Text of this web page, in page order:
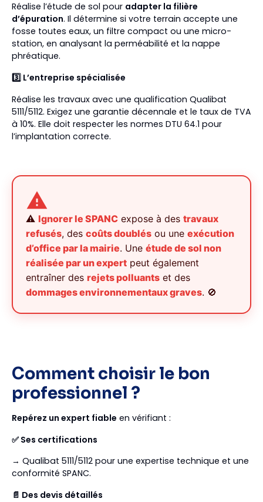
Réalise l’étude de sol pour adapter la filière
d’épuration. Il détermine si votre terrain accepte une
fosse toutes eaux, un filtre compact ou une micro-
station, en analysant la perméabilité et la nappe
phréatique.
3️⃣ L’entreprise spécialisée
Réalise les travaux avec une qualification Qualibat
5111/5112. Exigez une garantie décennale et le taux de TVA
à 10%. Elle doit respecter les normes DTU 64.1 pour
l’implantation correcte.
⚠️ Ignorer le SPANCexpose à des travaux
refusés, des coûts doublésou une exécution
d’office par la mairie. Une étude de sol non
réalisée par un expertpeut également
entraîner des rejets polluantset des
dommages environnementaux graves. 🚫
Comment choisir le bon
professionnel ?
Repérez un expert fiable en vérifiant :
✅ Ses certifications
→ Qualibat 5111/5112 pour une expertise technique et une
conformité SPANC.
📄 Des devis détaillés